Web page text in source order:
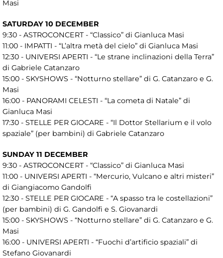
Masi
SATURDAY 10 DECEMBER
9:30 - ASTROCONCERT - “Classico” di Gianluca Masi
11:00 - IMPATTI - “L’altra metà del cielo” di Gianluca Masi
12:30 - UNIVERSI APERTI - “Le strane inclinazioni della Terra”
di Gabriele Catanzaro
15:00 - SKYSHOWS - “Notturno stellare” di G. Catanzaro e G.
Masi
16:00 - PANORAMI CELESTI - “La cometa di Natale” di
Gianluca Masi
17:30 - STELLE PER GIOCARE - “Il Dottor Stellarium e il volo
spaziale” (per bambini) di Gabriele Catanzaro
SUNDAY 11 DECEMBER
9:30 - ASTROCONCERT - “Classico” di Gianluca Masi
11:00 - UNIVERSI APERTI - “Mercurio, Vulcano e altri misteri”
di Giangiacomo Gandolfi
12:30 - STELLE PER GIOCARE - “A spasso tra le costellazioni”
(per bambini) di G. Gandolfi e S. Giovanardi
15:00 - SKYSHOWS - “Notturno stellare” di G. Catanzaro e G.
Masi
16:00 - UNIVERSI APERTI - “Fuochi d’artificio spaziali” di
Stefano Giovanardi